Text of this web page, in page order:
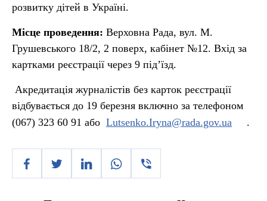
розвитку дітей в Україні.
Місце проведення: Верховна Рада, вул. М.
Грушевського 18/2, 2 поверх, кабінет №12. Вхід за
картками реєстрації через 9 під’їзд.
Акредитація журналістів без карток реєстрації
відбувається до 19 березня включно за телефоном
(067) 323 60 91 або Lutsenko.Iryna@rada.gov.ua .